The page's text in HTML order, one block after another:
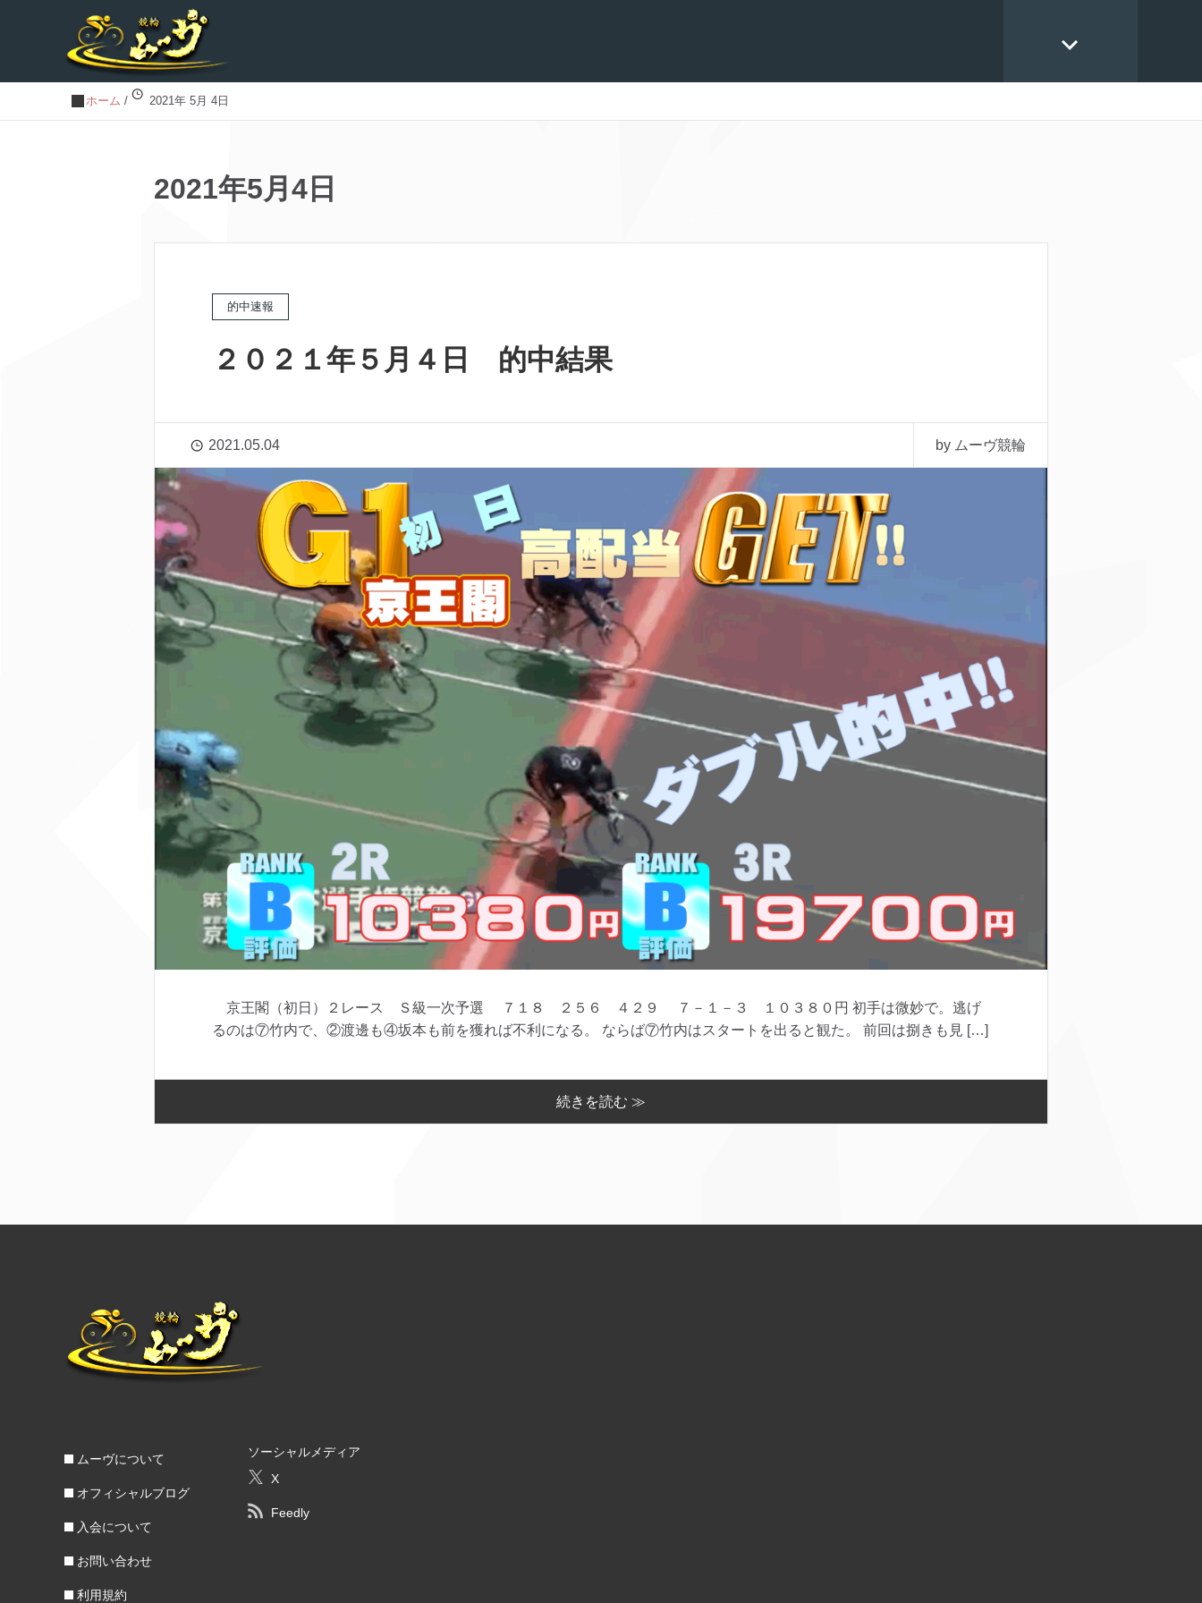
ホーム / 2021年 5月 4日
2021年5月4日
的中速報
２０２１年５月４日 的中結果
2021.05.04 by ムーヴ競輪
京王閣（初日）２レース Ｓ級一次予選 ７１８ ２５６ ４２９ ７－１－３ １０３８０円 初手は微妙で。逃げ
るのは⑦竹内で、②渡邊も④坂本も前を獲れば不利になる。 ならば⑦竹内はスタートを出ると観た。 前回は捌きも見 […]
続きを読む ≫
ムーヴについて
オフィシャルブログ
入会について
お問い合わせ
利用規約
ソーシャルメディア
X
Feedly